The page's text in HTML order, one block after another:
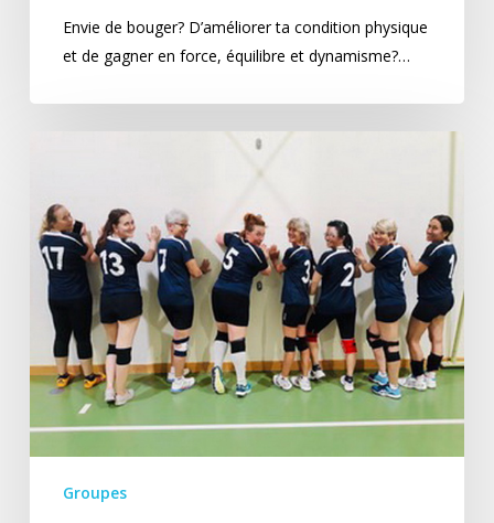
Envie de bouger? D’améliorer ta condition physique
et de gagner en force, équilibre et dynamisme?…
Groupes